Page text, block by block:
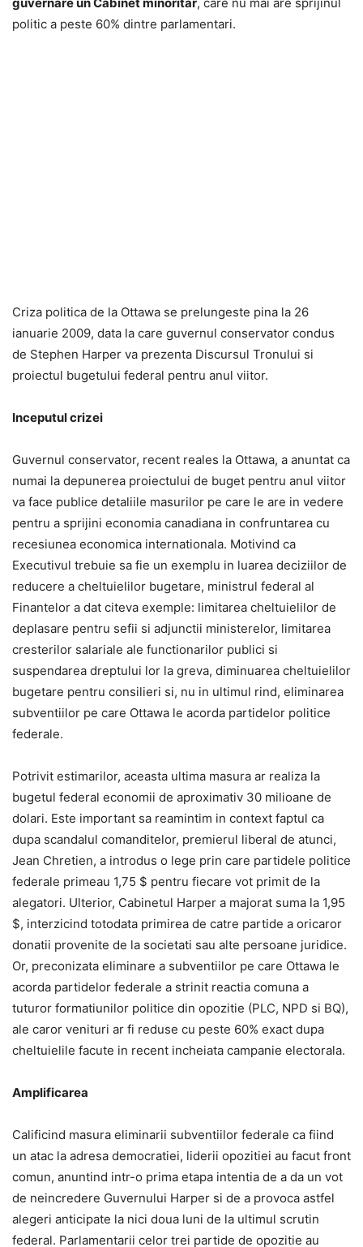
politic a peste 60% dintre parlamentari.
Criza politica de la Ottawa se prelungeste pina la 26
ianuarie 2009, data la care guvernul conservator condus
de Stephen Harper va prezenta Discursul Tronului si
proiectul bugetului federal pentru anul viitor.
Inceputul crizei
Guvernul conservator, recent reales la Ottawa, a anuntat ca
numai la depunerea proiectului de buget pentru anul viitor
va face publice detaliile masurilor pe care le are in vedere
pentru a sprijini economia canadiana in confruntarea cu
recesiunea economica internationala. Motivind ca
Executivul trebuie sa fie un exemplu in luarea deciziilor de
reducere a cheltuielilor bugetare, ministrul federal al
Finantelor a dat citeva exemple: limitarea cheltuielilor de
deplasare pentru sefii si adjunctii ministerelor, limitarea
cresterilor salariale ale functionarilor publici si
suspendarea dreptului lor la greva, diminuarea cheltuielilor
bugetare pentru consilieri si, nu in ultimul rind, eliminarea
subventiilor pe care Ottawa le acorda partidelor politice
federale.
Potrivit estimarilor, aceasta ultima masura ar realiza la
bugetul federal economii de aproximativ 30 milioane de
dolari. Este important sa reamintim in context faptul ca
dupa scandalul comanditelor, premierul liberal de atunci,
Jean Chretien, a introdus o lege prin care partidele politice
federale primeau 1,75 $ pentru fiecare vot primit de la
alegatori. Ulterior, Cabinetul Harper a majorat suma la 1,95
$, interzicind totodata primirea de catre partide a oricaror
donatii provenite de la societati sau alte persoane juridice.
Or, preconizata eliminare a subventiilor pe care Ottawa le
acorda partidelor federale a strinit reactia comuna a
tuturor formatiunilor politice din opozitie (PLC, NPD si BQ),
ale caror venituri ar fi reduse cu peste 60% exact dupa
cheltuielile facute in recent incheiata campanie electorala.
Amplificarea
Calificind masura eliminarii subventiilor federale ca fiind
un atac la adresa democratiei, liderii opozitiei au facut front
comun, anuntind intr-o prima etapa intentia de a da un vot
de neincredere Guvernului Harper si de a provoca astfel
alegeri anticipate la nici doua luni de la ultimul scrutin
federal. Parlamentarii celor trei partide de opozitie au